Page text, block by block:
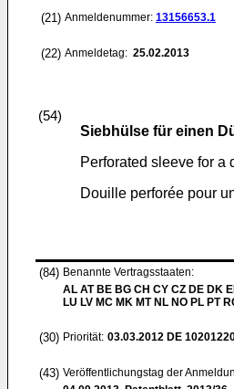
(21) Anmeldenummer: 13156653.1
(22) Anmeldetag: 25.02.2013
(54)
Siebhülse für einen
Perforated sleeve for a
Douille perforée pour
(84) Benannte Vertragsstaaten:
AL AT BE BG CH CY CZ DE DK
LU LV MC MK MT NL NO PL PT
(30) Priorität: 03.03.2012 DE
(43) Veröffentlichungstag der